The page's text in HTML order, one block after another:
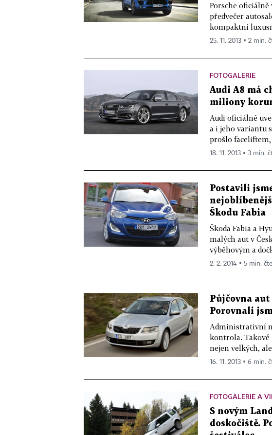
Porsche
předvečer
kompaktní
25. 11. 2013 ▪ 2 min.
FOTOGALERIE
Audi A8 má
miliony
Audi oficiálně
a i jeho variantu
prošlo
18. 11. 2013 ▪ 3 min.
Postavili
Škodu Fabia
Škoda Fabia a
malých aut v
výběhovým a
2. 2. 2014 ▪ 5 min.
Půjčovna
Porovnali
Administrativní
kontrola. Takové
nejen velkých,
16. 11. 2013 ▪ 6 min.
FOTOGALERIE A
S novým
doskočiště.